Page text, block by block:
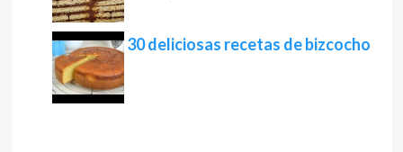
30 deliciosas recetas de bizcocho